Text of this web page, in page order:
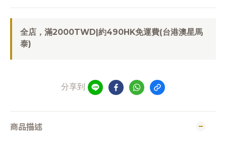
全店，滿2000TWD|約490HK免運費(台港澳星馬
泰)
分享到
商品描述